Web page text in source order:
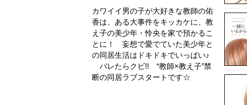
カワイイ男の子が大好きな教師の佑
香は、ある大事件をキッカケに、教
え子の美少年・怜央を家で預かるこ
とに！ 妄想で愛でていた美少年と
の同居生活はドキドキでいっぱい♪
バレたらクビ!! “教師×教え子”禁
断の同居ラブスタートです☆